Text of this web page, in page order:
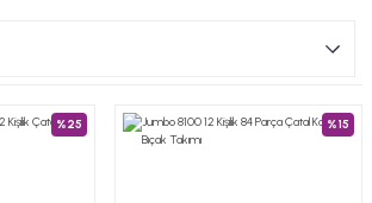
%25 %15